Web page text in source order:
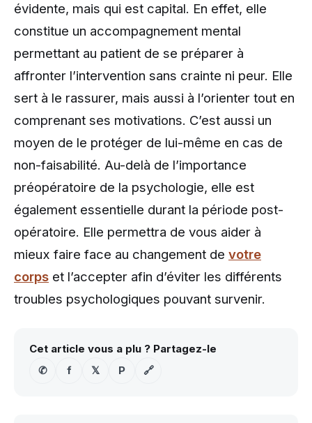
évidente, mais qui est capital. En effet, elle
constitue un accompagnement mental
permettant au patient de se préparer à
affronter l’intervention sans crainte ni peur. Elle
sert à le rassurer, mais aussi à l’orienter tout en
comprenant ses motivations. C’est aussi un
moyen de le protéger de lui-même en cas de
non-faisabilité. Au-delà de l’importance
préopératoire de la psychologie, elle est
également essentielle durant la période post-
opératoire. Elle permettra de vous aider à
mieux faire face au changement de votre
corps et l’accepter afin d’éviter les différents
troubles psychologiques pouvant survenir.
Cet article vous a plu ? Partagez-le
✆
f 𝕏 P 🔗